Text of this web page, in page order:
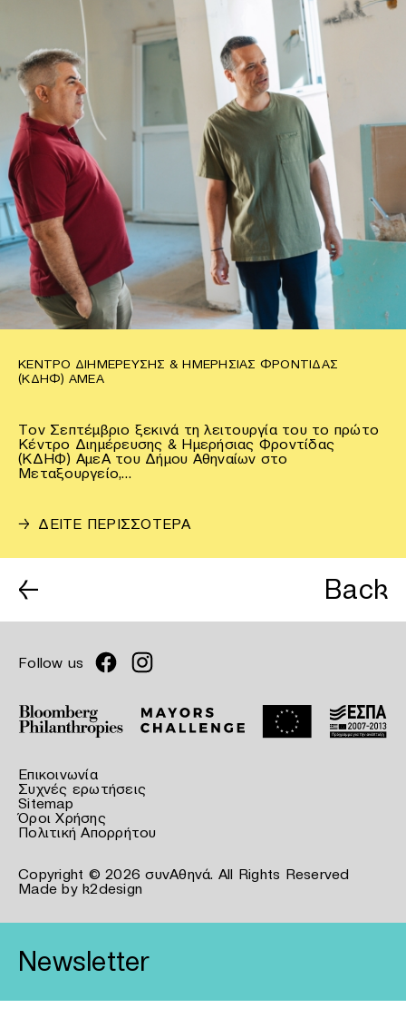
ΚΈΝΤΡΟ ΔΙΗΜΈΡΕΥΣΗΣ & ΗΜΕΡΉΣΙΑΣ ΦΡΟΝΤΊΔΑΣ
(ΚΔΗΦ) ΑΜΕΑ
Τον Σεπτέμβριο ξεκινά τη λειτουργία του το πρώτο
Κέντρο Διημέρευσης & Ημερήσιας Φροντίδας
(ΚΔΗΦ) ΑμεΑ του Δήμου Αθηναίων στο
Μεταξουργείο,…
→ ΔΕΙΤΕ ΠΕΡΙΣΣΟΤΕΡΑ
← Back
Follow us
Επικοινωνία
Συχνές ερωτήσεις
Sitemap
Όροι Χρήσης
Πολιτική Απορρήτου
Copyright © 2026 συνΑθηνά. All Rights Reserved
Made by k2design
Newsletter